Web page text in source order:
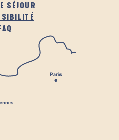
SÉJOUR
FAQ